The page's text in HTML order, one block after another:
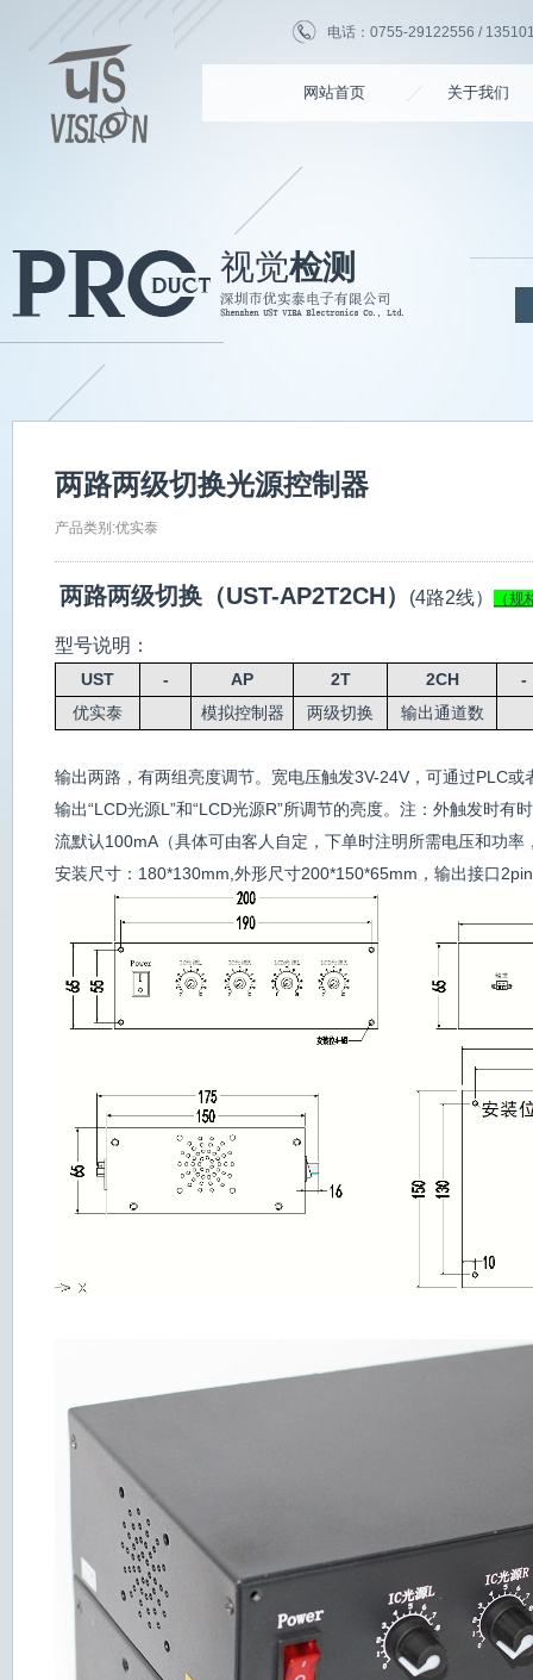
电话：0755-29122556 /
网站首页 关于我们
视觉检测
两路两级切换光源控制器
产品类别:优实泰
两路两级切换（UST-AP2T2CH） (4路2线） （
型号说明：
UST - AP 2T 2CH
-
优实泰
模拟控制器 两级切换 输出通道数
输出两路，有两组亮度调节。 宽电压触发3V-24V， 可通过PLC或
输出“LCD光源L”和“LCD光源R”所调节的亮度。 注：外触发时有
流默认100mA（具体可由客人自定，下单时注明所需电压和功
安装尺寸：180*130mm,外形尺寸200*150*65mm ，输出接口